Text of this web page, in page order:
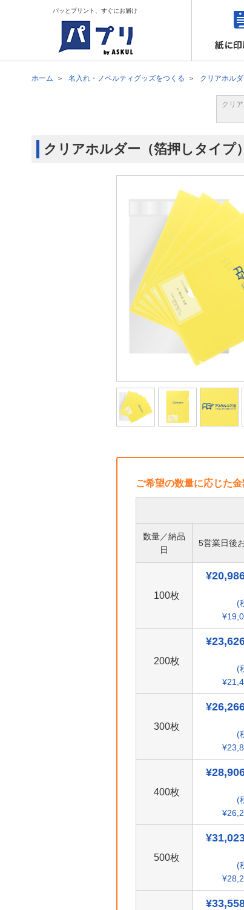
パッとプリント、すぐにお届け
ホーム 名入れ・ノベルティグッズをつくる クリアホル
クリ
クリアホルダー（箔押しタイプ
ご希望の数量に応じた
数量／納品
日
5営業日後
100枚
(
200枚
(
300枚
(
400枚
(
500枚
(